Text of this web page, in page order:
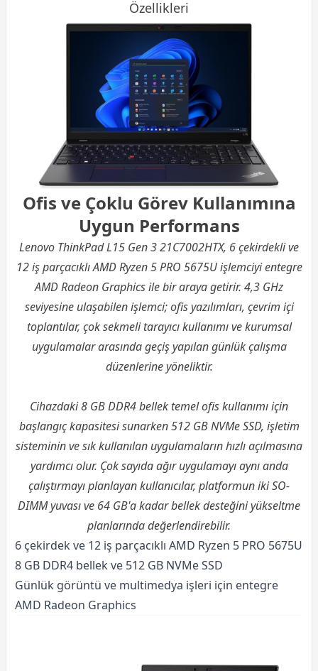
Özellikleri
Ofis ve Çoklu Görev Kullanımına
Uygun Performans
Lenovo ThinkPad L15 Gen 3 21C7002HTX, 6 çekirdekli ve
12 iş parçacıklıAMDRyzen 5 PRO 5675U işlemciyi entegre
AMD Radeon Graphics ile bir araya getirir. 4,3 GHz
seviyesine ulaşabilen işlemci; ofis yazılımları, çevrim içi
toplantılar, çok sekmeli tarayıcı kullanımı ve kurumsal
uygulamalar arasında geçiş yapılan günlük çalışma
düzenlerine yöneliktir.
Cihazdaki 8 GB DDR4 bellek temel ofis kullanımı için
başlangıç kapasitesi sunarken 512 GB NVMe SSD, işletim
sisteminin ve sık kullanılan uygulamaların hızlı açılmasına
yardımcı olur. Çok sayıda ağır uygulamayı aynı anda
çalıştırmayı planlayan kullanıcılar, platformun iki SO-
DIMM yuvası ve 64 GB'a kadar bellek desteğini yükseltme
planlarında değerlendirebilir.
6 çekirdek ve 12 iş parçacıklı AMD Ryzen 5 PRO 5675U
8 GB DDR4 bellek ve 512 GB NVMe SSD
Günlük görüntü ve multimedya işleri için entegre
AMD Radeon Graphics